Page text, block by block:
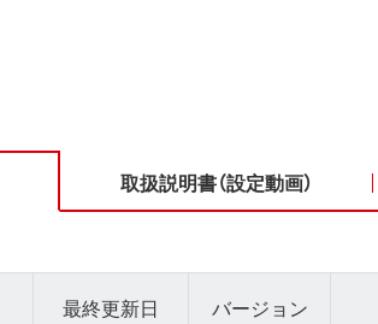
取扱説明書（設定動画）
最終更新日 バージョン